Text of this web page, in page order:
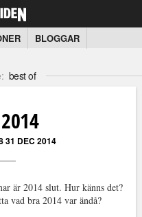
BLOGGAR
best of
2014
31 DEC 2014
är 2014 slut. Hur känns det?
vad bra 2014 var ändå?